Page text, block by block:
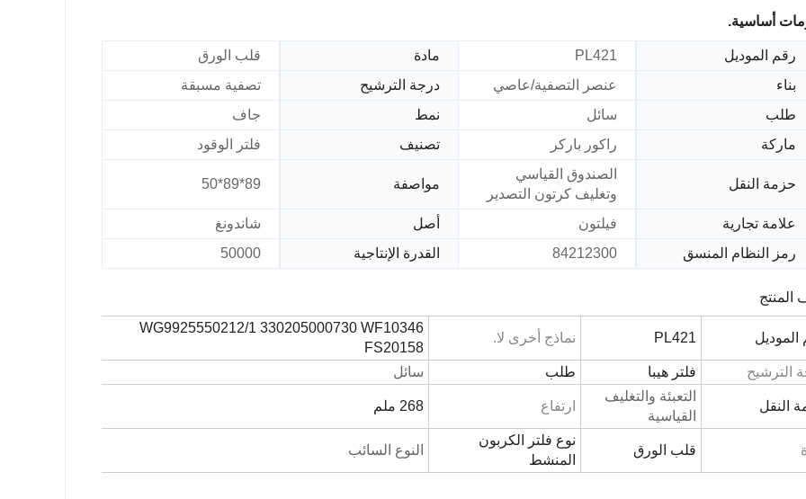
أساسية.
رقم الموديل PL421 مادة
قلب الورق
بناء
عنصر التصفية/عاصي درجة الترشيح
تصفية مسبقة
طلب
سائل نمط
جاف
ماركة
راكور باركر تصنيف فلتر الوقود
حزمة النقل
الصندوق القياسي
وتغليف كرتون التصدير
مواصفة 89*89*50
علامة تجارية فيلتون أصل
شاندونغ
رمز النظام المنسق
84212300 القدرة الإنتاجية 50000
الموديل PL421 نماذج أخرى لا.
WG9925550212/1 330205000730 WF10346
FS20158
الترشيح
فلتر هيبا طلب سائل
النقل
التعبئة والتغليف
القياسية
ارتفاع 268 ملم
قلب الورق
نوع فلتر الكربون
المنشط
النوع السائب